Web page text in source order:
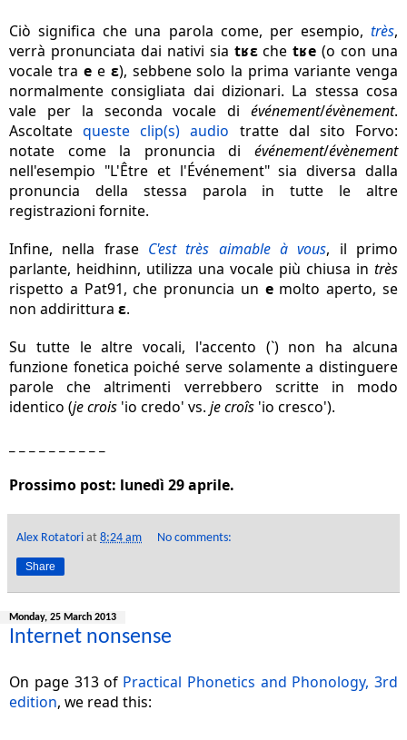
Ciò significa che una parola come, per esempio, très,
verrà pronunciata dai nativi sia tʁɛchetʁe(o con una
vocale tra ee ɛ), sebbene solo la prima variante venga
normalmente consigliata dai dizionari. La stessa cosa
vale per la seconda vocale di événement/évènement.
Ascoltatequeste clip(s) audio tratte dal sito Forvo:
notate come la pronuncia di événement/évènement
nell'esempio "L'Être et l'Événement" sia diversa dalla
pronuncia della stessa parola in tutte le altre
registrazioni fornite.
Infine, nella frase C'est très aimable à vous, il primo
parlante, heidhinn, utilizza una vocale più chiusa in très
rispetto a Pat91, che pronuncia un e molto aperto, se
non addirittura ɛ.
Su tutte le altre vocali, l'accento (`) non ha alcuna
funzione fonetica poiché serve solamente a distinguere
parole che altrimenti verrebbero scritte in modo
identico (je crois 'io credo' vs. je croîs 'io cresco').
Prossimo post: lunedì 29 aprile.
Alex Rotatori at 8:24 am No comments:
Share
Monday, 25 March 2013
Internet nonsense
On page 313 of Practical Phonetics and Phonology, 3rd
edition, we read this: